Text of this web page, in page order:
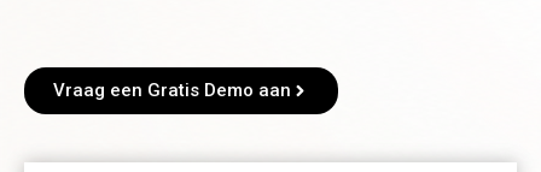
Vraag een Gratis Demo aan